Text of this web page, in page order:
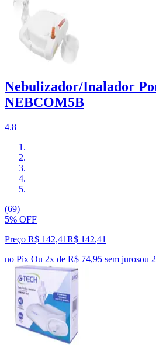
Nebulizador/Inalador
NEBCOM5B
4.8
(69)
5% OFF
Preço R$ 142,41R$ 142,41
no Pix Ou 2x de R$ 74,95 sem jurosou 2